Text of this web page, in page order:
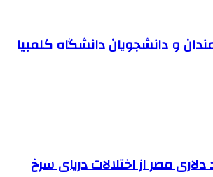
و دانشجویان دانشگاه کلمبیا